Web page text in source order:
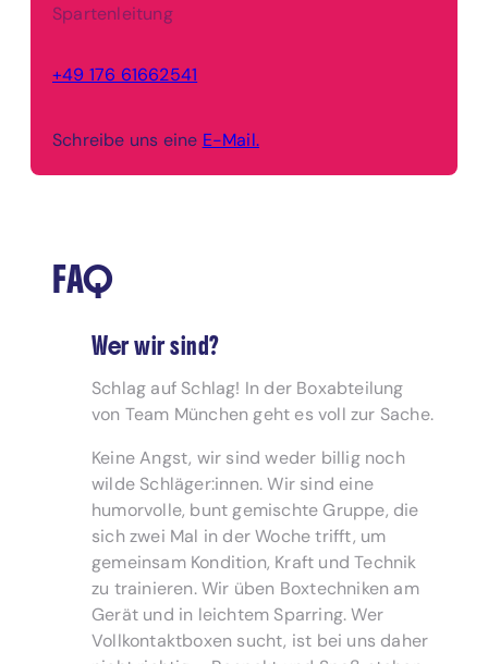
Spartenleitung
+49 176 61662541
Schreibe uns eine E-Mail.
FAQ
Wer wir sind?
Schlag auf Schlag! In der Boxabteilung
von Team München geht es voll zur Sache.
Keine Angst, wir sind weder billig noch
wilde Schläger:innen. Wir sind eine
humorvolle, bunt gemischte Gruppe, die
sich zwei Mal in der Woche trifft, um
gemeinsam Kondition, Kraft und Technik
zu trainieren. Wir üben Boxtechniken am
Gerät und in leichtem Sparring. Wer
Vollkontaktboxen sucht, ist bei uns daher